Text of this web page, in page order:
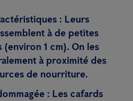
: Leurs
à de petites
(environ 1 cm). On les
à proximité des
de nourriture.
: Les cafards